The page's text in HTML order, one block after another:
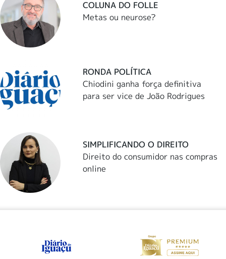
COLUNA DO FOLLE
Metas ou neurose?
RONDA POLÍTICA
Chiodini ganha força definitiva
para ser vice de João Rodrigues
SIMPLIFICANDO O DIREITO
Direito do consumidor nas compras
online